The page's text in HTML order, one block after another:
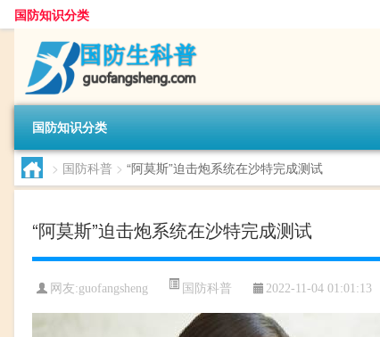
国防知识分类
国防知识分类
> 国防科普 > “阿莫斯”迫击炮系统在沙特完成测试
“阿莫斯”迫击炮系统在沙特完成测试
网友:guofangsheng 国防科普 2022-11-04 01:01:13